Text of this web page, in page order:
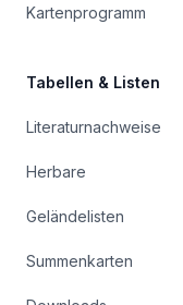
Kartenprogramm
Tabellen & Listen
Literaturnachweise
Herbare
Geländelisten
Summenkarten